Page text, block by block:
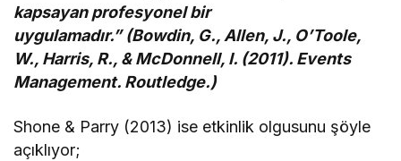
kapsayan profesyonel bir
uygulamadır.” (Bowdin, G., Allen, J., O’Toole,
W., Harris, R., & McDonnell, I. (2011). Events
Management. Routledge.)
Shone & Parry (2013) ise etkinlik olgusunu şöyle
açıklıyor;